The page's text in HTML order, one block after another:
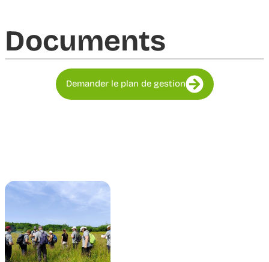
Documents​
Demander le plan de gestion